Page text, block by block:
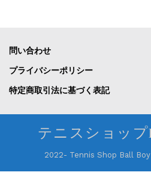
問い合わせ
プライバシーポリシー
特定商取引法に基づく表記
テニスショッ
2022- Tennis Shop Ball